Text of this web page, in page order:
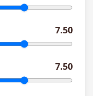
7.50
7.50